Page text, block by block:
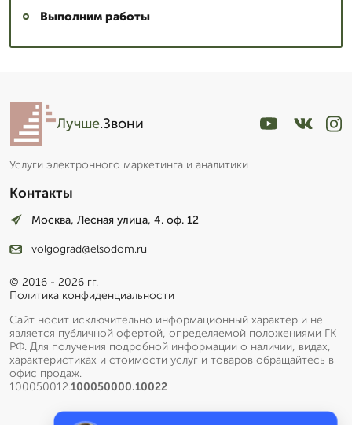
Выполним работы
Лучше.Звони
Услуги электронного маркетинга и аналитики
Контакты
Москва, Лесная улица, 4. оф. 12
volgograd@elsodom.ru
© 2016 - 2026 гг.
Политика конфиденциальности
Сайт носит исключительно информационный характер и не
является публичной офертой, определяемой положениями ГК
РФ. Для получения подробной информации о наличии, видах,
характеристиках и стоимости услуг и товаров обращайтесь в
офис продаж.
100050012.100050000.10022